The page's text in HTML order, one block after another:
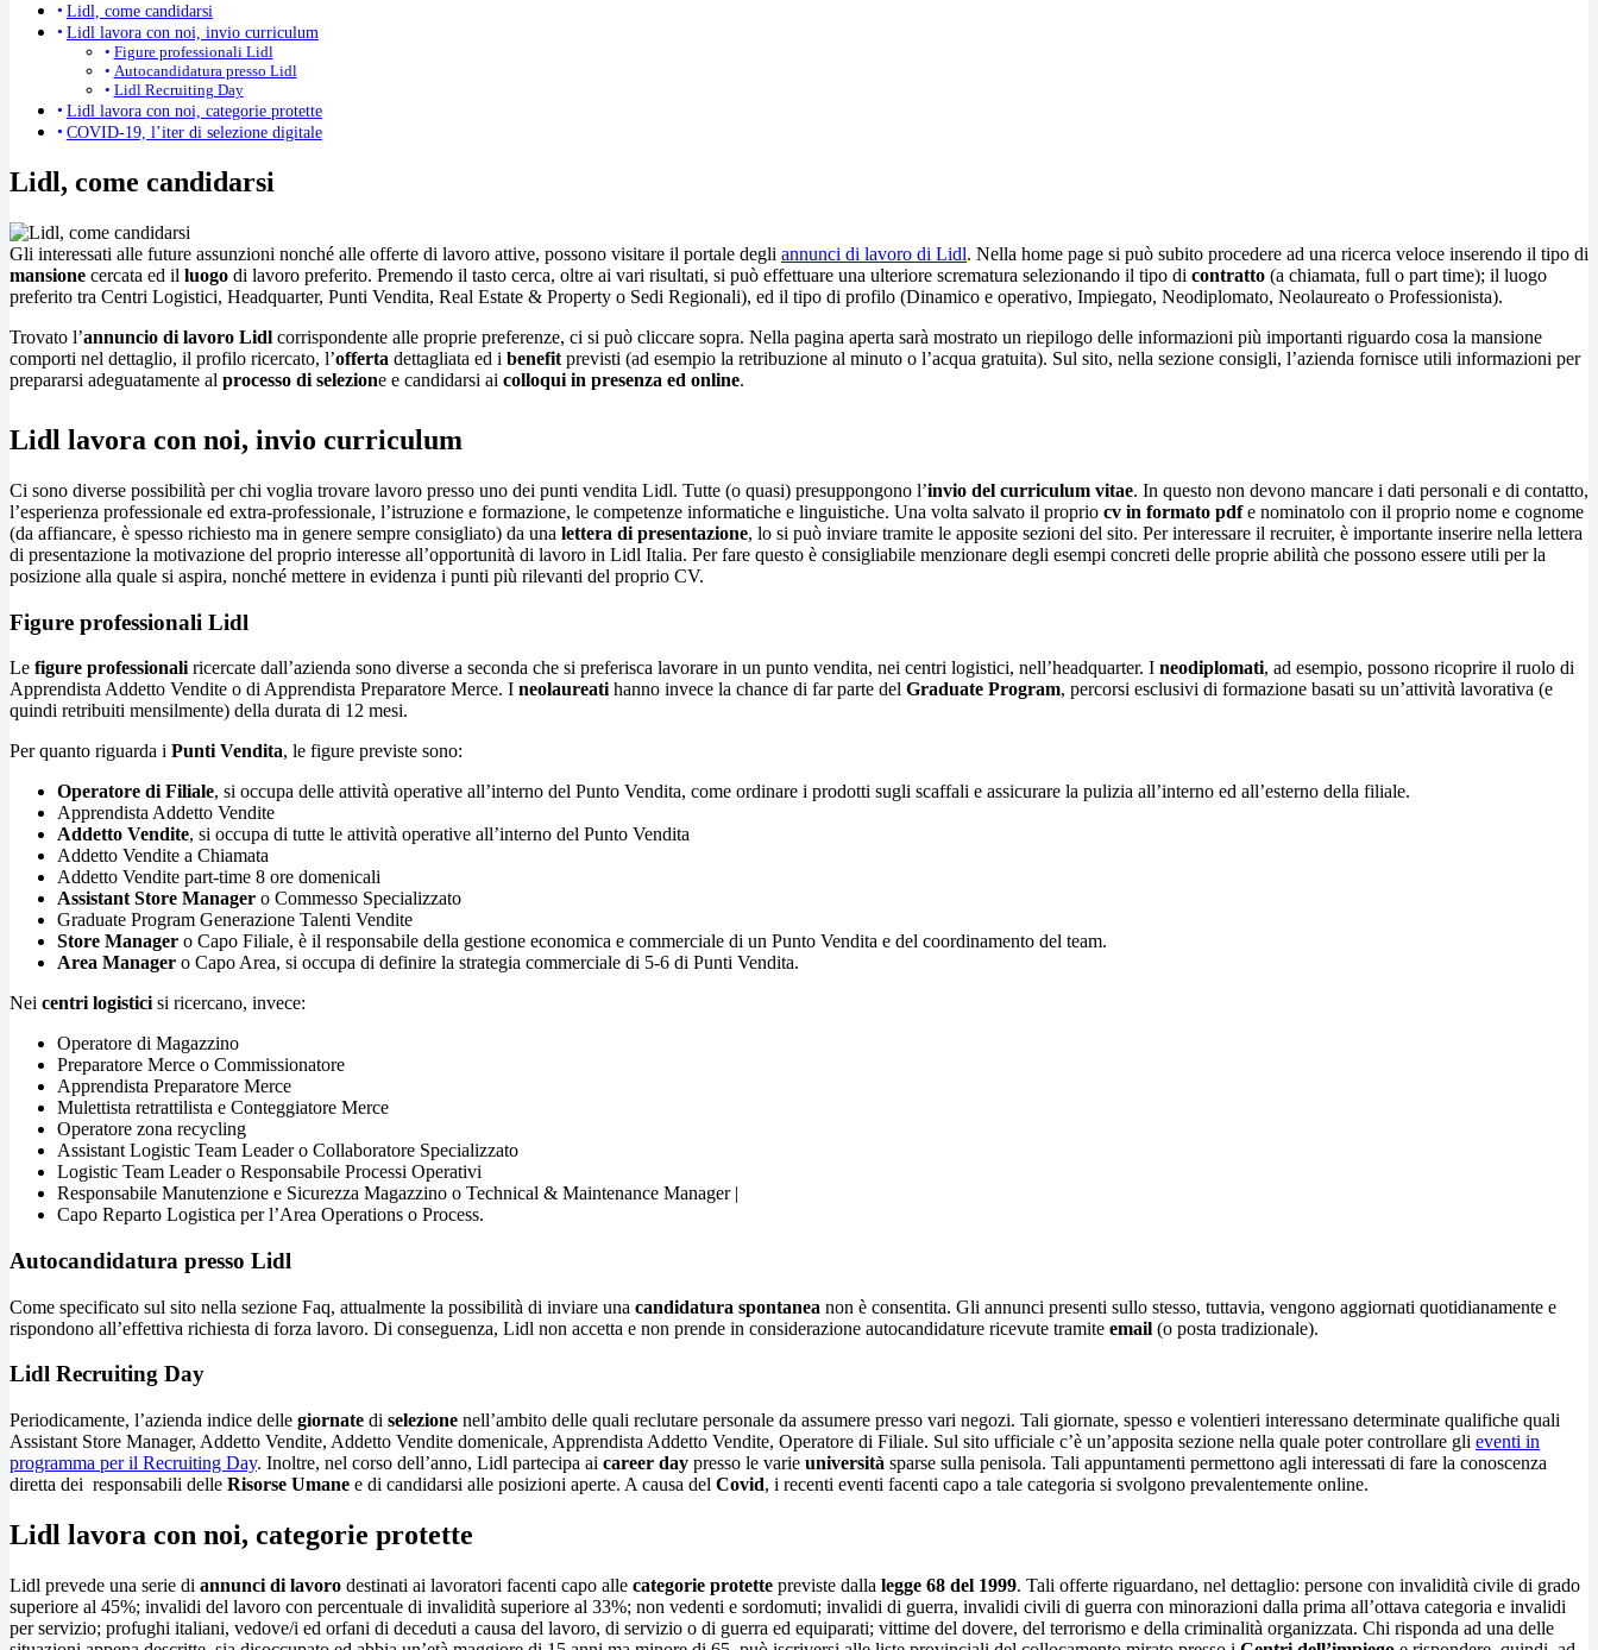
Lidl, come candidarsi
Lidl lavora con noi, invio curriculum
Figure professionali Lidl
Autocandidatura presso Lidl
Lidl Recruiting Day
Lidl lavora con noi, categorie protette
COVID-19, l’iter di selezione digitale
Lidl, come candidarsi
Gli interessati alle future assunzioni nonché alle offerte di lavoro attive, possono visitare il portale degli annunci di lavoro di Lidl. Nella home page si può subito procedere ad una ricerca veloce inserendo il tipo di
mansione cercata ed il luogo di lavoro preferito. Premendo il tasto cerca, oltre ai vari risultati, si può effettuare una ulteriore scrematura selezionando il tipo di contratto (a chiamata, full o part time); il luogo
preferito tra Centri Logistici, Headquarter, Punti Vendita, Real Estate & Property o Sedi Regionali), ed il tipo di profilo (Dinamico e operativo, Impiegato, Neodiplomato, Neolaureato o Professionista).
Trovato l’annuncio di lavoro Lidl corrispondente alle proprie preferenze, ci si può cliccare sopra. Nella pagina aperta sarà mostrato un riepilogo delle informazioni più importanti riguardo cosa la mansione
comporti nel dettaglio, il profilo ricercato, l’offerta dettagliata ed i benefit previsti (ad esempio la retribuzione al minuto o l’acqua gratuita). Sul sito, nella sezione consigli, l’azienda fornisce utili informazioni per
prepararsi adeguatamente al processo di selezione e candidarsi ai colloqui in presenza ed online.
Lidl lavora con noi, invio curriculum
Ci sono diverse possibilità per chi voglia trovare lavoro presso uno dei punti vendita Lidl. Tutte (o quasi) presuppongono l’invio del curriculum vitae. In questo non devono mancare i dati personali e di contatto,
l’esperienza professionale ed extra-professionale, l’istruzione e formazione, le competenze informatiche e linguistiche. Una volta salvato il proprio cv in formato pdfe nominatolo con il proprio nome e cognome
(da affiancare, è spesso richiesto ma in genere sempre consigliato) da una lettera di presentazione, lo si può inviare tramite le apposite sezioni del sito. Per interessare il recruiter, è importante inserire nella lettera
di presentazione la motivazione del proprio interesse all’opportunità di lavoro in Lidl Italia. Per fare questo è consigliabile menzionare degli esempi concreti delle proprie abilità che possono essere utili per la
posizione alla quale si aspira, nonché mettere in evidenza i punti più rilevanti del proprio CV.
Figure professionali Lidl
Le figure professionali ricercate dall’azienda sono diverse a seconda che si preferisca lavorare in un punto vendita, nei centri logistici, nell’headquarter. I neodiplomati, ad esempio, possono ricoprire il ruolo di
Apprendista Addetto Vendite o di Apprendista Preparatore Merce. I neolaureati hanno invece la chance di far parte del Graduate Program, percorsi esclusivi di formazione basati su un’attività lavorativa (e
quindi retribuiti mensilmente) della durata di 12 mesi.
Per quanto riguarda i Punti Vendita, le figure previste sono:
Operatore di Filiale, si occupa delle attività operative all’interno del Punto Vendita, come ordinare i prodotti sugli scaffali e assicurare la pulizia all’interno ed all’esterno della filiale.
Apprendista Addetto Vendite
Addetto Vendite, si occupa di tutte le attività operative all’interno del Punto Vendita
Addetto Vendite a Chiamata
Addetto Vendite part-time 8 ore domenicali
Assistant Store Manager o Commesso Specializzato
Graduate Program Generazione Talenti Vendite
Store Manager o Capo Filiale, è il responsabile della gestione economica e commerciale di un Punto Vendita e del coordinamento del team.
Area Manager o Capo Area, si occupa di definire la strategia commerciale di 5-6 di Punti Vendita.
Nei centri logistici si ricercano, invece:
Operatore di Magazzino
Preparatore Merce o Commissionatore
Apprendista Preparatore Merce
Mulettista retrattilista e Conteggiatore Merce
Operatore zona recycling
Assistant Logistic Team Leader o Collaboratore Specializzato
Logistic Team Leader o Responsabile Processi Operativi
Responsabile Manutenzione e Sicurezza Magazzino o Technical & Maintenance Manager |
Capo Reparto Logistica per l’Area Operations o Process.
Autocandidatura presso Lidl
Come specificato sul sito nella sezione Faq, attualmente la possibilità di inviare una candidatura spontanea non è consentita. Gli annunci presenti sullo stesso, tuttavia, vengono aggiornati quotidianamente e
rispondono all’effettiva richiesta di forza lavoro. Di conseguenza, Lidl non accetta e non prende in considerazione autocandidature ricevute tramite email (o posta tradizionale).
Lidl Recruiting Day
Periodicamente, l’azienda indice delle giornate di selezione nell’ambito delle quali reclutare personale da assumere presso vari negozi. Tali giornate, spesso e volentieri interessano determinate qualifiche quali
Assistant Store Manager, Addetto Vendite, Addetto Vendite domenicale, Apprendista Addetto Vendite, Operatore di Filiale. Sul sito ufficiale c’è un’apposita sezione nella quale poter controllare gli eventi in
programma per il Recruiting Day. Inoltre, nel corso dell’anno, Lidl partecipa ai career day presso le varie università sparse sulla penisola. Tali appuntamenti permettono agli interessati di fare la conoscenza
diretta dei responsabili delle Risorse Umane e di candidarsi alle posizioni aperte. A causa del Covid, i recenti eventi facenti capo a tale categoria si svolgono prevalentemente online.
Lidl lavora con noi, categorie protette
Lidl prevede una serie di annunci di lavoro destinati ai lavoratori facenti capo alle categorie protette previste dalla legge 68 del 1999. Tali offerte riguardano, nel dettaglio: persone con invalidità civile di grado
superiore al 45%; invalidi del lavoro con percentuale di invalidità superiore al 33%; non vedenti e sordomuti; invalidi di guerra, invalidi civili di guerra con minorazioni dalla prima all’ottava categoria e invalidi
per servizio; profughi italiani, vedove/i ed orfani di deceduti a causa del lavoro, di servizio o di guerra ed equiparati; vittime del dovere, del terrorismo e della criminalità organizzata. Chi risponda ad una delle